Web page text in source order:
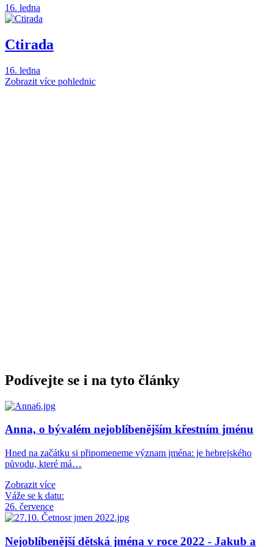
16. ledna
Ctirada
16. ledna
Zobrazit více pohlednic
Podívejte se i na tyto články
Anna, o bývalém nejoblíbenějším křestním jménu
Hned na začátku si připomeneme význam jména: je hebrejského
původu, které má…
Zobrazit více
Váže se k datu:
26. července
Nejoblíbenější dětská jména v roce 2022 - Jakub a